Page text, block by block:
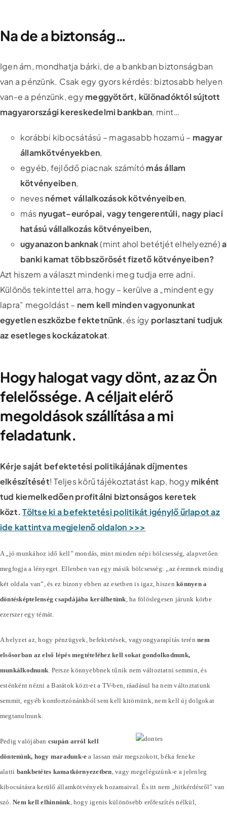
Na de a biztonság…
Igen ám, mondhatja bárki, de a bankban biztonságban
van a pénzünk. Csak egy gyors kérdés: biztosabb helyen
van-e a pénzünk, egymeggyötört, különadóktól sújtott
magyarországi kereskedelmi bankban, mint…
korábbi kibocsátású – magasabb hozamú – magyar
államkötvényekben,
egyéb, fejlődő piacnak számítómás állam
kötvényeiben,
nevesnémet vállalkozások kötvényeiben,
más nyugat-európai, vagy tengerentúli, nagy piaci
hatású vállalkozás kötvényeiben,
ugyanazon banknak(mint ahol betétjét elhelyezné)a
banki kamat többszörösét fizető kötvényeiben?
Azt hiszem a választ mindenki meg tudja erre adni.
Különös tekintettel arra, hogy – kerülve a „mindent egy
lapra” megoldást – nem kell minden vagyonunkat
egyetlen eszközbe fektetnünk, és így porlasztani tudjuk
az esetleges kockázatokat.
Hogy halogat vagy dönt, az az Ön
felelőssége. A céljait elérő
megoldások szállítása a mi
feladatunk.
Kérje saját befektetési politikájának díjmentes
elkészítését! Teljes körű tájékoztatást kap, hogymiként
tud kiemelkedően profitálni biztonságos keretek
közt. Töltse ki a befektetési politikát igénylő űrlapot az
ide kattintva megjelenő oldalon >>>
A „jó munkához idő kell” mondás, mint minden népi bölcsesség, alapvetően
megfogja a lényeget. Ellenben van egy másik bölcsesség: „az éremnek mindig
két oldala van”, és ez bizony ebben az esetben is igaz, hiszenkönnyen a
döntésképtelenség csapdájába kerülhetünk , ha fölöslegesen járunk körbe
ezerszer egy témát.
A helyzet az, hogy pénzügyek, befektetések, vagyongyarapítás terénnem
elsősorban az első lépés megtételéhez kell sokat gondolkodnunk,
munkálkodnunk . Persze könnyebbnek tűnik nem változtatni semmin, és
esténként nézni a Barátok közt-et a TV-ben, ráadásul ha nem változtatunk
semmit, egyéb komfortzónánkból sem kell kitörnünk, nem kell új dolgokat
megtanulnunk.
Pedig valójában csupán arról kell
döntenünk, hogy maradunk-e a lassan már megszokott, béka feneke
alatti bankbetétes kamatkörnyezetben , vagy megelégszünk-e a jelenleg
kibocsátásra kerülő államkötvények hozamaival. És itt nem „hitkérdésről” van
szó.Nem kell elhinnünk , hogy igenis különösebb erőfeszítés nélkül,